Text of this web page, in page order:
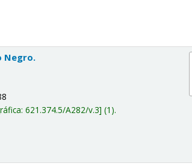
Negro.
621.374.5/A282/v.3 (1).